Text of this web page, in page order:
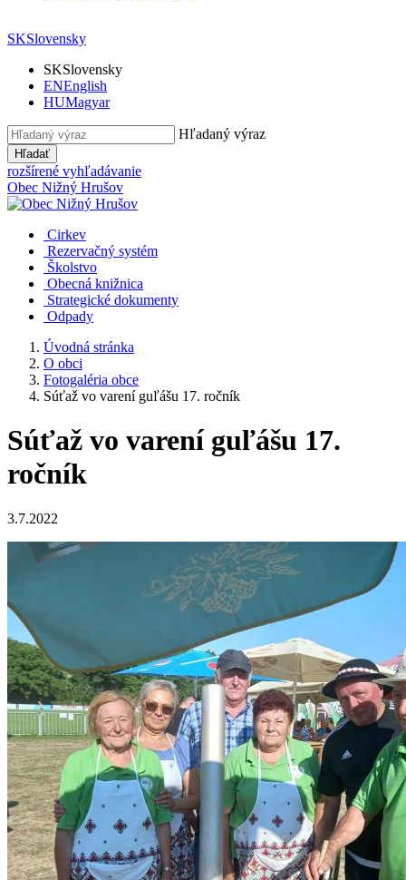
SKSlovensky
SKSlovensky
ENEnglish
HUMagyar
Hľadaný výraz
Hľadať
rozšírené vyhľadávanie
Obec Nižný Hrušov
Cirkev
Rezervačný systém
Školstvo
Obecná knižnica
Strategické dokumenty
Odpady
Úvodná stránka
O obci
Fotogaléria obce
Súťaž vo varení guľášu 17. ročník
Súťaž vo varení guľášu 17.
ročník
3.7.2022